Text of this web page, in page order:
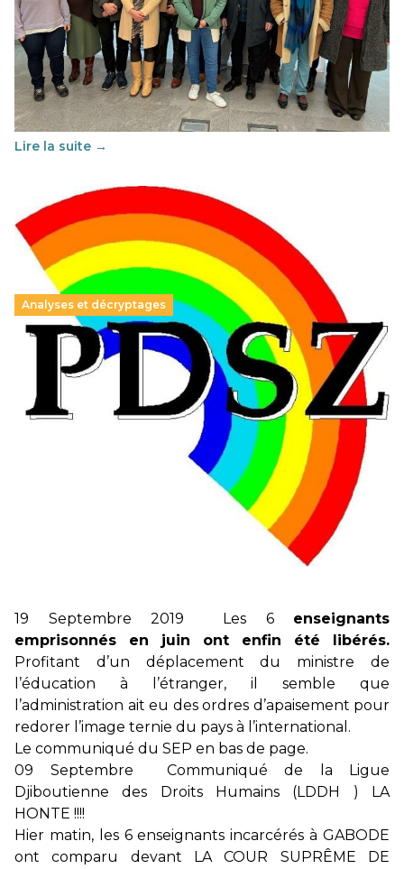
Éducation au vivre-ensemble : un échange croisé
franco-espagnol pour changer d’approche
29 juin 2026-National
Cette année, l'UNSA Éducation a mené un projet Erasmus
soutenu par l'union Européenne et centré sur l'éducation
au vivre-ensemble : quelles différences entre la France…
Lire la suite →
Analyses et décryptages
Hongrie : du changement pour les politiques
éducatives, aussi !
25 juin 2026
En Hongrie, le conservateur Peter Magyar et son parti
Tisza "Respect et liberté" ont remporté une large victoire,
contre le premier ministre sortant, Viktor Orban,…
19 Septembre 2019 Les 6 enseignants
emprisonnés en juin ont enfin été libérés.
Profitant d’un déplacement du ministre de
l’éducation à l’étranger, il semble que
l’administration ait eu des ordres d’apaisement pour
redorer l’image ternie du pays à l’international.
Le communiqué du SEP en bas de page.
09 Septembre Communiqué de la Ligue
Djiboutienne des Droits Humains (LDDH ) LA
HONTE !!!!
Hier matin, les 6 enseignants incarcérés à GABODE
ont comparu devant LA COUR SUPRÊME DE